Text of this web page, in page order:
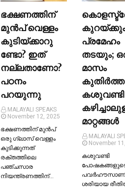
ഭക്ഷണത്തിന്
മുന്‍പ് വെള്ളം
കുടിയ്ക്കാറു
ണ്ടോ? ഇത്
നല്ലതാണോ?
പഠനം
പറയുന്നു
MALAYALI SPEAKS
November 12, 2025
ഭക്ഷണത്തിന് മുന്‍പ്
ഒരു ഗ്ലാസ് വെള്ളം
കുടിക്കുന്നത്
രക്തത്തിലെ
പഞ്ചസാര
നിയന്ത്രണത്തിന്…
പ്രമേഹം
തടയും;
മാസം
കുതിര്‍ത്ത
കശുവണ്ടി
മാറ്റങ്ങള്‍
MALAYALI
November
കശുവണ്ടി
ശരിയായ